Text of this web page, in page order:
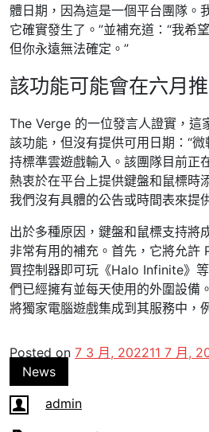
體日期，因為這是一個平台團隊。
它確實發生了。”並補充道：“我希
但你永遠無法確定。”
該功能可能會在六月
The Verge 的一位發言人證實，這
該功能，但沒有提供可用日期：“
持標準雲遊戲輸入。該團隊目前正
熱衷於在平台上提供鍵盤和鼠標時
我們沒有具體的公告或時間表來提
出於多種原因，鍵盤和鼠標支持將
非常有用的補充。首先，它將允許
買控制器即可玩《Halo Infinite》
們已經擁有並每天使用的外圍設備
將獨家電腦遊戲集成到其服務中，
Posted on 7 3 月, 202211 7 月,
News
admin